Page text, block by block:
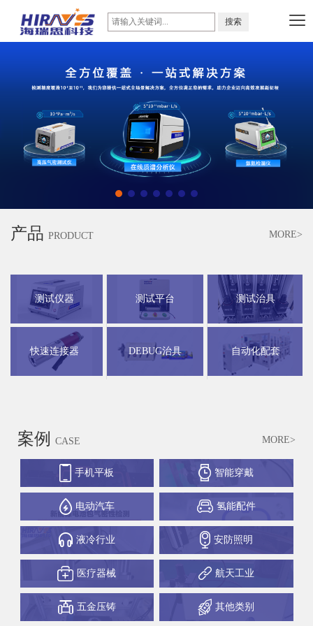
产品 PRODUCT MORE>
测试仪器 测试平台 测试治具
快速连接器 DEBUG治具 自动化配套
案例 CASE MORE>
手机平板 智能穿戴
电动汽车 氢能配件
液冷行业 安防照明
医疗器械 航天工业
五金压铸 其他类别